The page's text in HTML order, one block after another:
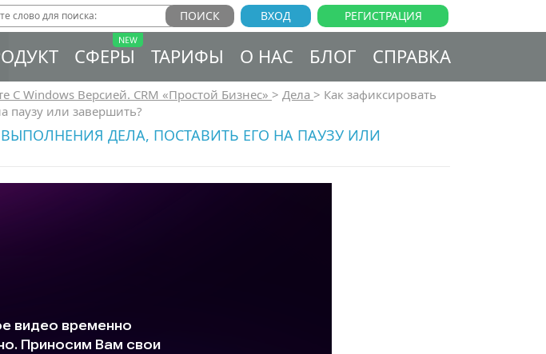
РЕГИСТРАЦИЯ
ВХОД
СФЕРЫ ТАРИФЫ О НАС БЛОГ СПРАВКА
C Windows Версией. CRM «Простой Бизнес» > Дела > Как зафиксировать
паузу или завершить?
ДЕЛА, ПОСТАВИТЬ ЕГО НА ПАУЗУ ИЛИ